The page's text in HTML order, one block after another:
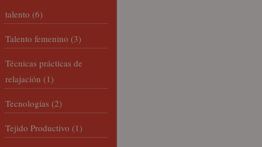
talento (6)
Talento femenino (3)
Técnicas prácticas de
relajación (1)
Tecnologías (2)
Tejido Productivo (1)